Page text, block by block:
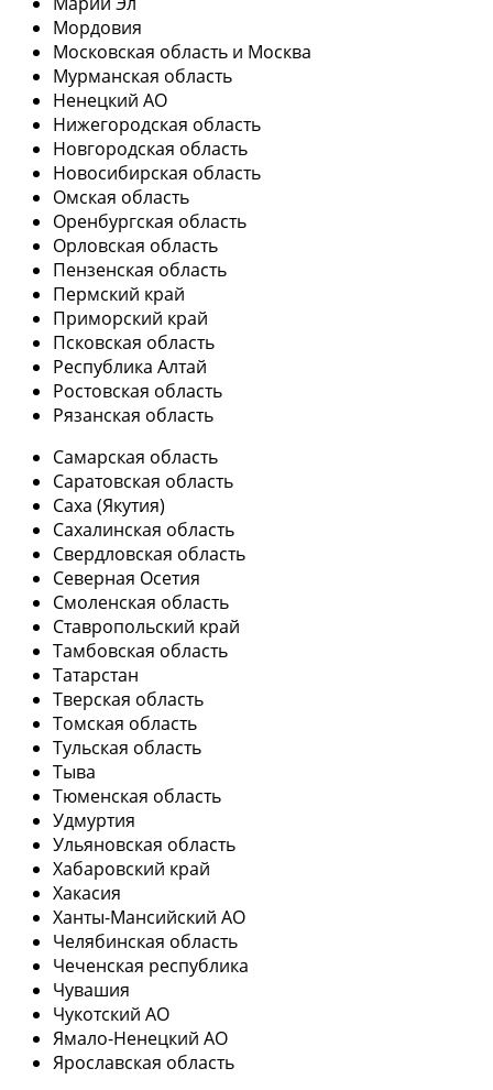
Мордовия
Московская область и Москва
Мурманская область
Ненецкий АО
Нижегородская область
Новгородская область
Новосибирская область
Омская область
Оренбургская область
Орловская область
Пензенская область
Пермский край
Приморский край
Псковская область
Республика Алтай
Ростовская область
Рязанская область
Самарская область
Саратовская область
Саха (Якутия)
Сахалинская область
Свердловская область
Северная Осетия
Смоленская область
Ставропольский край
Тамбовская область
Татарстан
Тверская область
Томская область
Тульская область
Тыва
Тюменская область
Удмуртия
Ульяновская область
Хабаровский край
Хакасия
Ханты-Мансийский АО
Челябинская область
Чеченская республика
Чувашия
Чукотский АО
Ямало-Ненецкий АО
Ярославская область